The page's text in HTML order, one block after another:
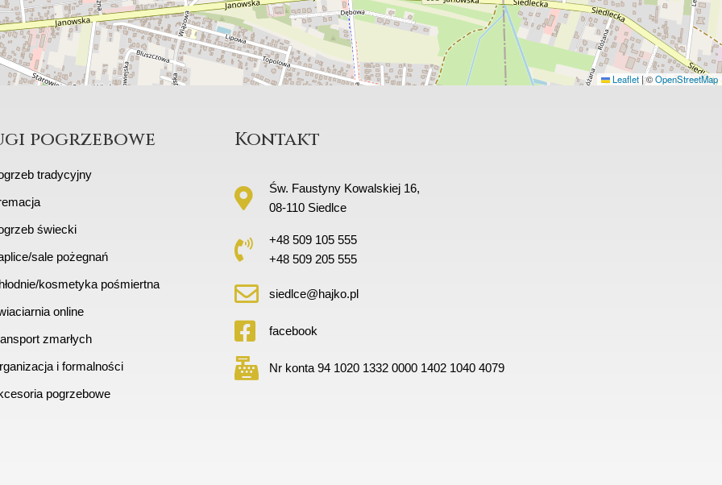
Leaflet |©OpenStreetMap
pogrzebowe
tradycyjny
świecki
sale pożegnań
kosmetyka pośmiertna
online
zmarłych
i formalności
pogrzebowe
Kontakt
Św. Faustyny Kowalskiej 16,
08-110 Siedlce
+48 509 105 555
+48 509 205 555
siedlce@hajko.pl
facebook
Nr konta 94 1020 1332 0000 1402 1040 4079